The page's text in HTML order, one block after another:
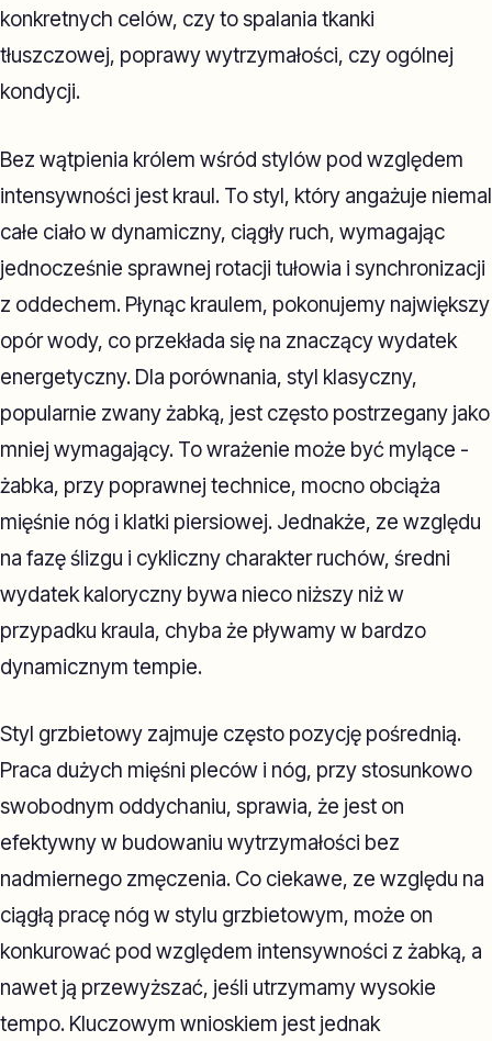
konkretnych celów, czy to spalania tkanki
tłuszczowej, poprawy wytrzymałości, czy ogólnej
kondycji.
Bez wątpienia królem wśród stylów pod względem
intensywności jest kraul. To styl, który angażuje niemal
całe ciało w dynamiczny, ciągły ruch, wymagając
jednocześnie sprawnej rotacji tułowia i synchronizacji
z oddechem. Płynąc kraulem, pokonujemy największy
opór wody, co przekłada się na znaczący wydatek
energetyczny. Dla porównania, styl klasyczny,
popularnie zwany żabką, jest często postrzegany jako
mniej wymagający. To wrażenie może być mylące -
żabka, przy poprawnej technice, mocno obciąża
mięśnie nóg i klatki piersiowej. Jednakże, ze względu
na fazę ślizgu i cykliczny charakter ruchów, średni
wydatek kaloryczny bywa nieco niższy niż w
przypadku kraula, chyba że pływamy w bardzo
dynamicznym tempie.
Styl grzbietowy zajmuje często pozycję pośrednią.
Praca dużych mięśni pleców i nóg, przy stosunkowo
swobodnym oddychaniu, sprawia, że jest on
efektywny w budowaniu wytrzymałości bez
nadmiernego zmęczenia. Co ciekawe, ze względu na
ciągłą pracę nóg w stylu grzbietowym, może on
konkurować pod względem intensywności z żabką, a
nawet ją przewyższać, jeśli utrzymamy wysokie
tempo. Kluczowym wnioskiem jest jednak